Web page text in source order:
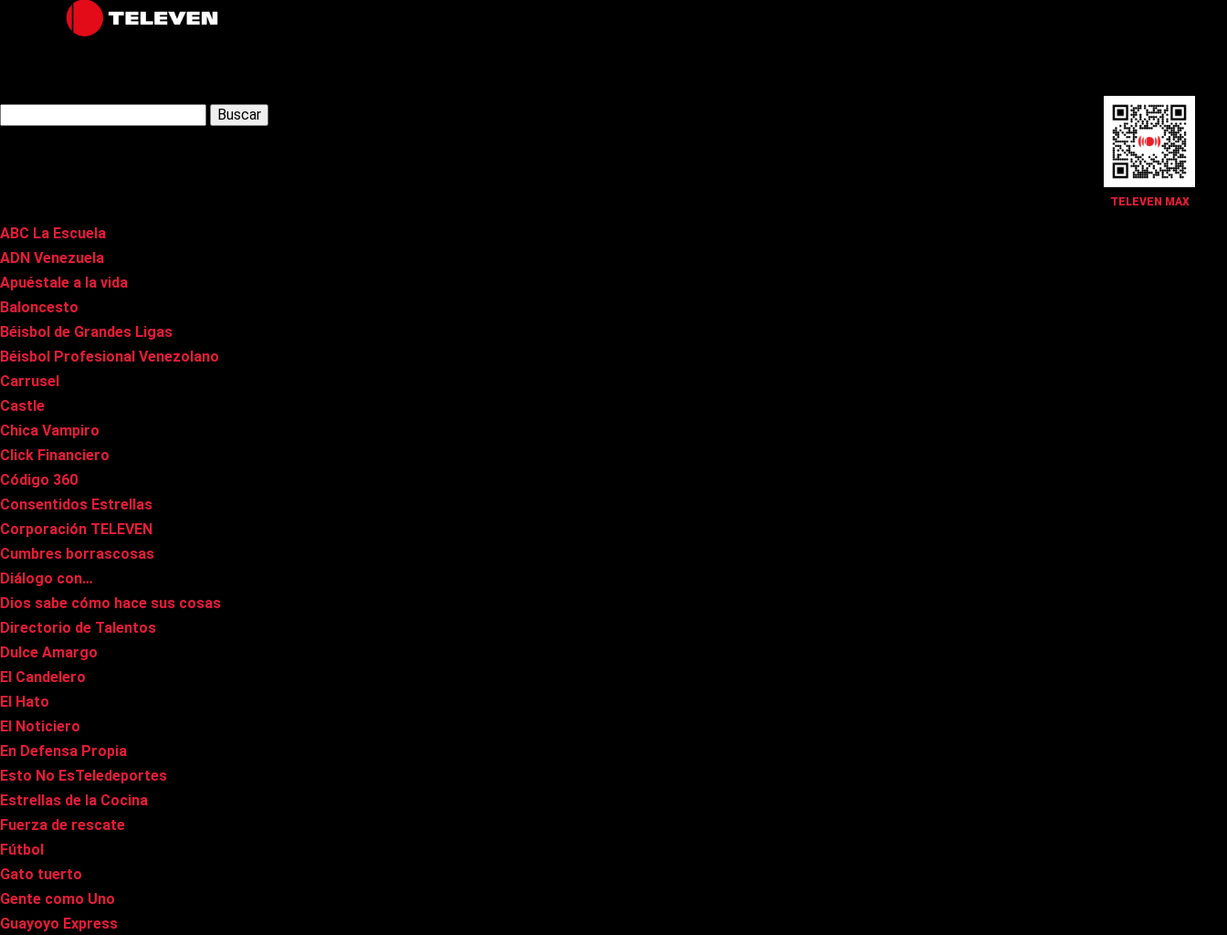
TELEVEN MAX
Latest Posts
ABC La Escuela
ADN Venezuela
Apuéstale a la vida
Baloncesto
Béisbol de Grandes Ligas
Béisbol Profesional Venezolano
Carrusel
Castle
Chica Vampiro
Click Financiero
Código 360
Consentidos Estrellas
Corporación TELEVEN
Cumbres borrascosas
Diálogo con…
Dios sabe cómo hace sus cosas
Directorio de Talentos
Dulce Amargo
El Candelero
El Hato
El Noticiero
En Defensa Propia
Esto No EsTeledeportes
Estrellas de la Cocina
Fuerza de rescate
Fútbol
Gato tuerto
Gente como Uno
Guayoyo Express